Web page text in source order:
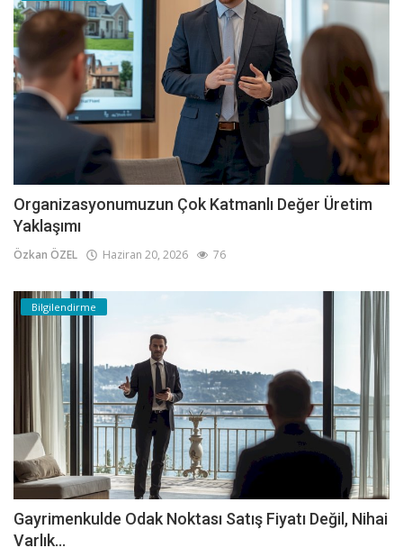
Organizasyonumuzun Çok Katmanlı Değer Üretim
Yaklaşımı
Özkan ÖZEL Haziran 20, 2026 76
Bilgilendirme
Gayrimenkulde Odak Noktası Satış Fiyatı Değil, Nihai
Varlık...